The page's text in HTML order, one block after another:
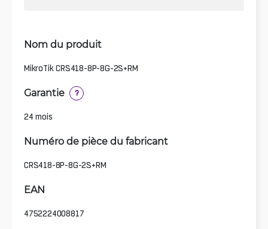
Nom du produit
MikroTik CRS418-8P-8G-2S+RM
Garantie ?
24 mois
Numéro de pièce du fabricant
CRS418-8P-8G-2S+RM
EAN
4752224008817